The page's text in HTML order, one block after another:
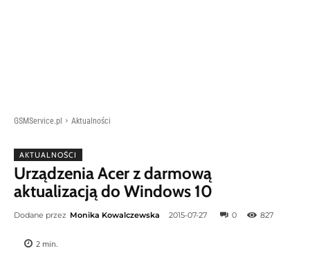
GSMService.pl Aktualności
AKTUALNOŚCI
Urządzenia Acer z darmową
aktualizacją do Windows 10
Dodane przez Monika Kowalczewska 2015-07-27 0 827
2 min.